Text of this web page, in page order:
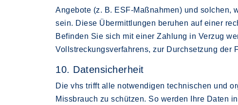
Angebote (z. B. ESF-Maßnahmen) und solchen,
sein. Diese Übermittlungen beruhen auf einer
Befinden Sie sich mit einer Zahlung in Verzug
Vollstreckungsverfahrens, zur Durchsetzung der
10. Datensicherheit
Die vhs trifft alle notwendigen technischen und
Missbrauch zu schützen. So werden Ihre Daten